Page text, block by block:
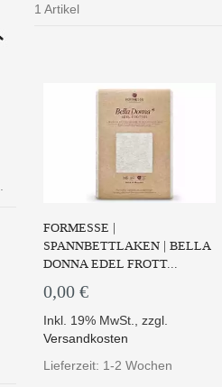
1 Artikel
FORMESSE |
SPANNBETTLAKEN | BELLA
DONNA EDEL FROTT...
0,00 €
Inkl. 19% MwSt.,zzgl.
Versandkosten
Lieferzeit: 1-2 Wochen